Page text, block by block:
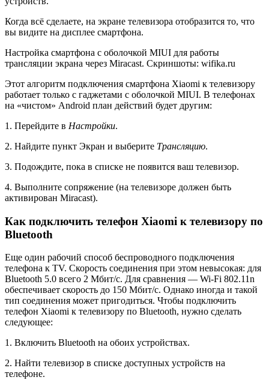
Когда всё сделаете, на экране телевизора отобразится то, что
вы видите на дисплее смартфона.
Настройка смартфона с оболочкой MIUI для работы
трансляции экрана через Miracast. Скриншоты: wifika.ru
Этот алгоритм подключения смартфона Xiaomi к телевизору
работает только с гаджетами с оболочкой MIUI. В телефонах
на «чистом» Android план действий будет другим:
1. Перейдите в Настройки.
2. Найдите пункт Экран и выберите Трансляцию.
3. Подождите, пока в списке не появится ваш телевизор.
4. Выполните сопряжение (на телевизоре должен быть
активирован Miracast).
Как подключить телефон Xiaomi к телевизору по
Bluetooth
Еще один рабочий способ беспроводного подключения
телефона к TV. Скорость соединения при этом невысокая: для
Bluetooth 5.0 всего 2 Мбит/с. Для сравнения — Wi-Fi 802.11n
обеспечивает скорость до 150 Мбит/с. Однако иногда и такой
тип соединения может пригодиться. Чтобы подключить
телефон Xiaomi к телевизору по Bluetooth, нужно сделать
следующее:
1. Включить Bluetooth на обоих устройствах.
2. Найти телевизор в списке доступных устройств на
телефоне.